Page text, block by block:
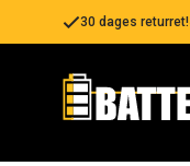
30 dages returret!